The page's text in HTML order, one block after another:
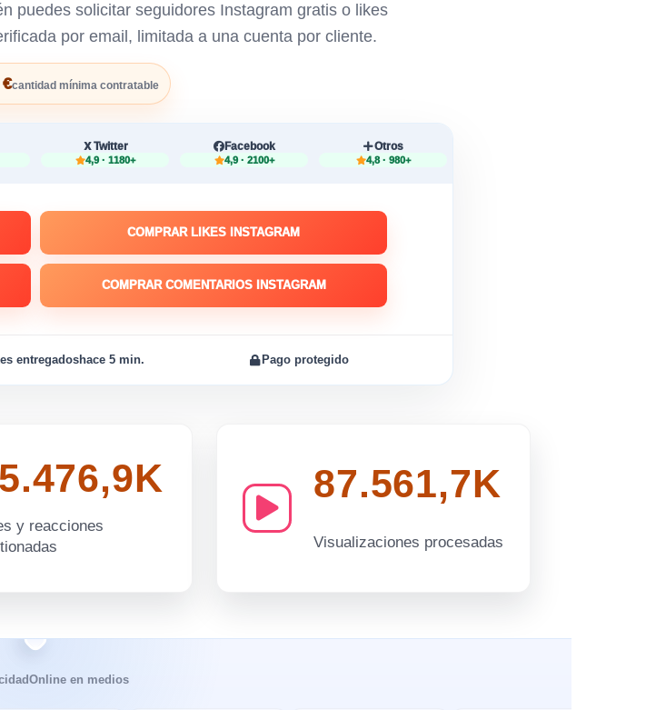
puedes solicitar seguidores Instagram gratis o likes
por email, limitada a una cuenta por cliente.
cantidad mínima contratable
Twitter
4,9 · 1180+
Facebook
4,9 · 2100+
Otros
4,8 · 980+
COMPRAR LIKES INSTAGRAM
COMPRAR COMENTARIOS INSTAGRAM
entregadoshace 5 min. Pago protegido
y reacciones
87.561,7K
Visualizaciones procesadas
en medios